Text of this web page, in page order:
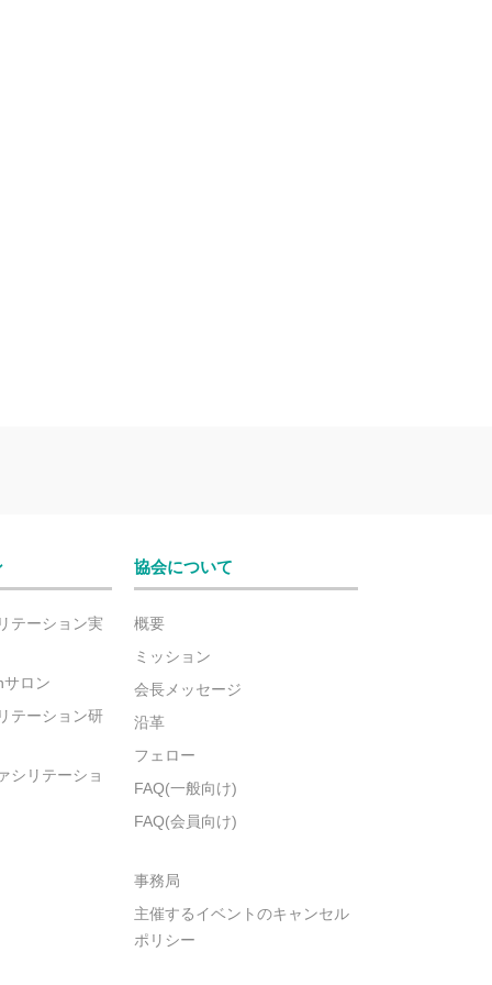
テーション実
ロン
テーション研
シリテーショ
協会について
概要
ミッション
会長メッセージ
沿革
フェロー
FAQ(一般向け)
FAQ(会員向け)
事務局
主催するイベントのキャンセル
ポリシー